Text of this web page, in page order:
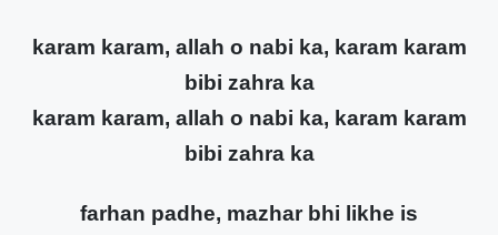
karam karam, allah o nabi ka, karam karam
bibi zahra ka
karam karam, allah o nabi ka, karam karam
bibi zahra ka
farhan padhe, mazhar bhi likhe is